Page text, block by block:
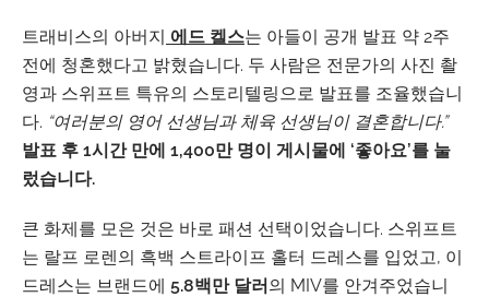
트래비스의 아버지 에드 켈스는 아들이 공개 발표 약 2주
전에 청혼했다고 밝혔습니다. 두 사람은 전문가의 사진 촬
영과 스위프트 특유의 스토리텔링으로 발표를 조율했습니
다. “여러분의 영어 선생님과 체육 선생님이 결혼합니다.”
발표 후 1시간 만에 1,400만 명이 게시물에 ‘좋아요’를 눌
렀습니다.
큰 화제를 모은 것은 바로 패션 선택이었습니다. 스위프트
는 랄프 로렌의 흑백 스트라이프 홀터 드레스를 입었고, 이
드레스는 브랜드에 5.8백만 달러의 MIV를 안겨주었습니